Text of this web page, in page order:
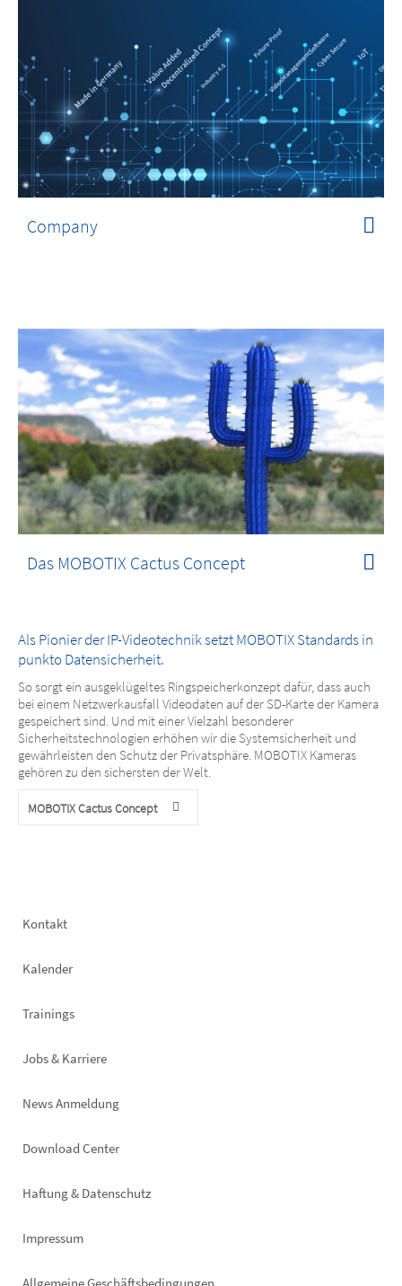
Company
Das MOBOTIX Cactus Concept
Als Pionier der IP-Videotechnik setzt MOBOTIX Standards in
punkto Datensicherheit.
So sorgt ein ausgeklügeltes Ringspeicherkonzept dafür, dass auch
bei einem Netzwerkausfall Videodaten auf der SD-Karte der Kamera
gespeichert sind. Und mit einer Vielzahl besonderer
Sicherheitstechnologien erhöhen wir die Systemsicherheit und
gewährleisten den Schutz der Privatsphäre. MOBOTIX Kameras
gehören zu den sichersten der Welt.
MOBOTIX Cactus Concept
Footer
Kontakt
Kalender
Trainings
Jobs & Karriere
News Anmeldung
Footer
Download Center
Haftung & Datenschutz
Impressum